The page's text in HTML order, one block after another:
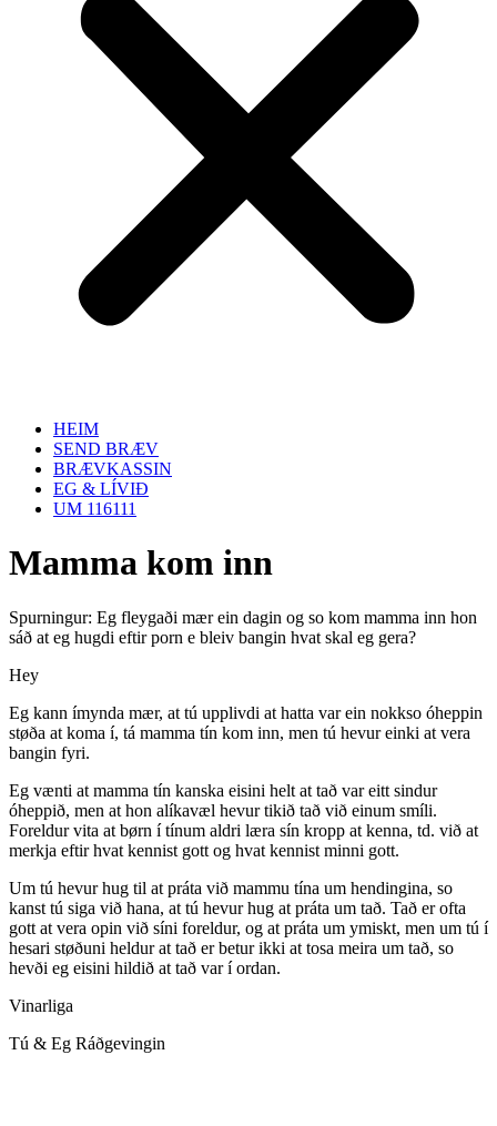
HEIM
SEND BRÆV
BRÆVKASSIN
EG & LÍVIÐ
UM 116111
Mamma kom inn
Spurningur: Eg fleygaði mær ein dagin og so kom mamma inn hon
sáð at eg hugdi eftir porn e bleiv bangin hvat skal eg gera?
Hey
Eg kann ímynda mær, at tú upplivdi at hatta var ein nokkso óheppin
støða at koma í, tá mamma tín kom inn, men tú hevur einki at vera
bangin fyri.
Eg vænti at mamma tín kanska eisini helt at tað var eitt sindur
óheppið, men at hon alíkavæl hevur tikið tað við einum smíli.
Foreldur vita at børn í tínum aldri læra sín kropp at kenna, td. við at
merkja eftir hvat kennist gott og hvat kennist minni gott.
Um tú hevur hug til at práta við mammu tína um hendingina, so
kanst tú siga við hana, at tú hevur hug at práta um tað. Tað er ofta
gott at vera opin við síni foreldur, og at práta um ymiskt, men um tú í
hesari støðuni heldur at tað er betur ikki at tosa meira um tað, so
hevði eg eisini hildið at tað var í ordan.
Vinarliga
Tú & Eg Ráðgevingin